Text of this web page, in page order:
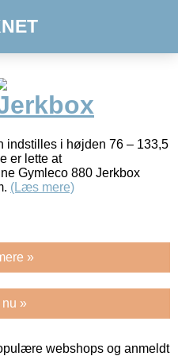
indstilles i højden 76 – 133,5
er lette at
Gymleco 880 Jerkbox
(Læs mere)
»
»
webshops og anmeldt